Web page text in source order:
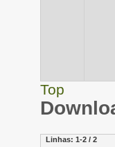
Top
Linhas: 1-2 / 2